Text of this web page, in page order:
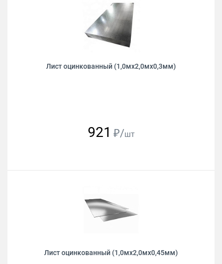
Лист оцинкованный (1,0мх2,0мх0,3мм)
921 ₽/шт
Лист оцинкованный (1,0мх2,0мх0,45мм)